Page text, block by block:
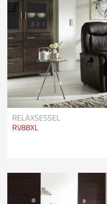
RELAXSESSEL
RV88XL